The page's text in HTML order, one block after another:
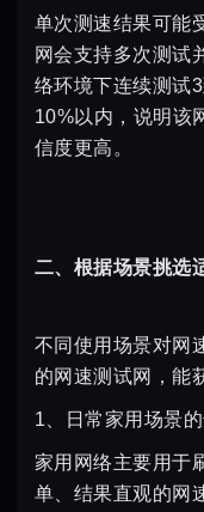
单次测速结果可能
网会支持多次测试
络环境下连续测试
10%以内，说明该
信度更高。
二、根据场景挑选
不同使用场景对网
的网速测试网，能
1、日常家用场景
家用网络主要用于
单、结果直观的网